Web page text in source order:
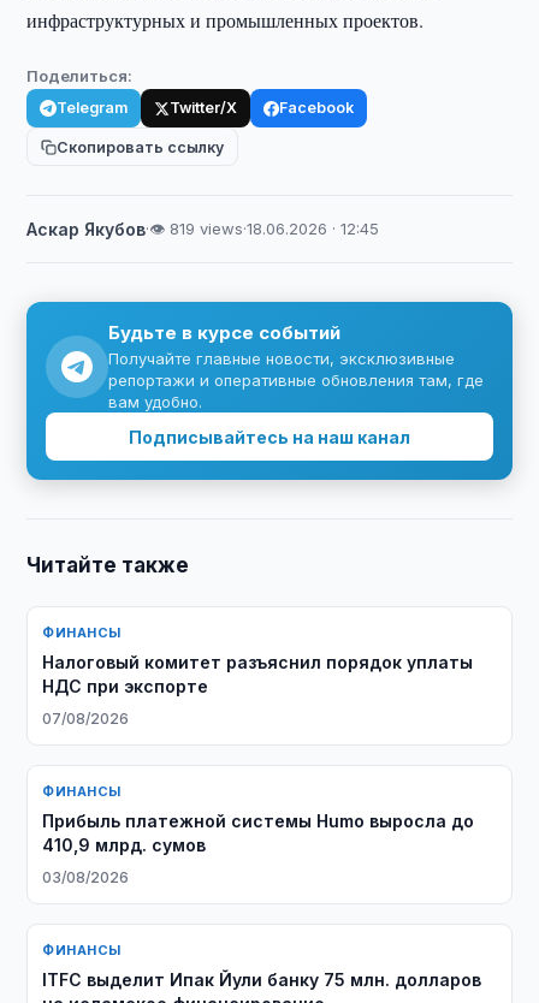
инфраструктурных и промышленных проектов.
Поделиться:
Telegram Twitter/X Facebook
Скопировать ссылку
Аскар Якубов·👁 819 views·18.06.2026 · 12:45
Будьте в курсе событий
Получайте главные новости, эксклюзивные
репортажи и оперативные обновления там, где
вам удобно.
Подписывайтесь на наш канал
Читайте также
ФИНАНСЫ
Налоговый комитет разъяснил порядок уплаты
НДС при экспорте
07/08/2026
ФИНАНСЫ
Прибыль платежной системы Humo выросла до
410,9 млрд. сумов
03/08/2026
ФИНАНСЫ
ITFC выделит Ипак Йули банку 75 млн. долларов